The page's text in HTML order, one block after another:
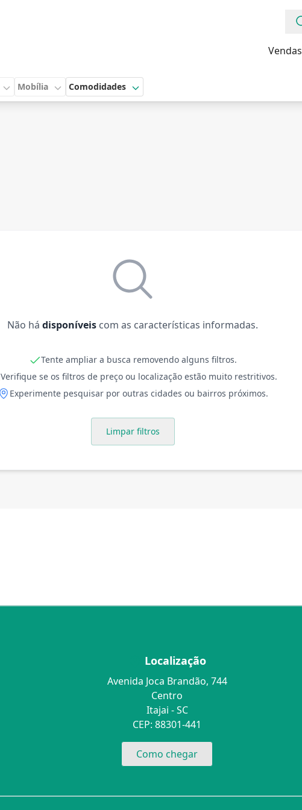
Vendas
Mobília Comodidades
Não há disponíveis com as características informadas.
Tente ampliar a busca removendo alguns filtros.
Verifique se os filtros de preço ou localização estão muito restritivos.
Experimente pesquisar por outras cidades ou bairros próximos.
Limpar filtros
Localização
Avenida Joca Brandão, 744
Centro
Itajai - SC
CEP: 88301-441
Como chegar